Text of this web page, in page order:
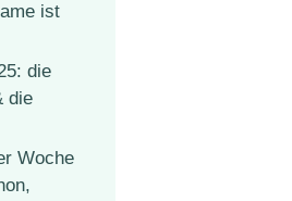
ist
die
die
Woche